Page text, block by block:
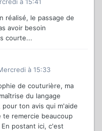
à 15:41
réalisé, le passage de
avoir besoin
courte...
à 15:33
de couturière, ma
du langage
ton avis qui m'aide
remercie beaucoup
postant ici, c'est